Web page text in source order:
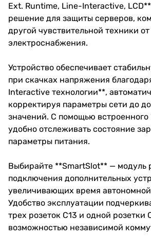
Ext. Runtime, Line-Interactive,
решение для защиты серверов,
другой чувствительной техники
электроснабжения.
Устройство обеспечивает
при скачках напряжения
Interactive технологии**,
корректируя параметры сети до
значений. С помощью
удобно отслеживать состояние
параметры питания.
Выбирайте **SmartSlot** — модуль
подключения дополнительных
увеличивающих время
Удобство эксплуатации
трех розеток C13 и одной розетки
возможностью независимой